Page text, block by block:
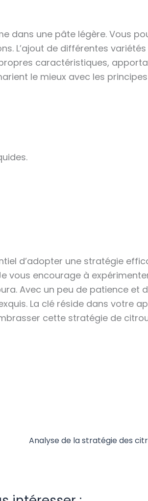
dans une pâte légère. Vous
L’ajout de différentes
caractéristiques,
le mieux avec les
d’adopter une stratégie
vous encourage à
Avec un peu de patience et
La clé réside dans votre
cette stratégie de